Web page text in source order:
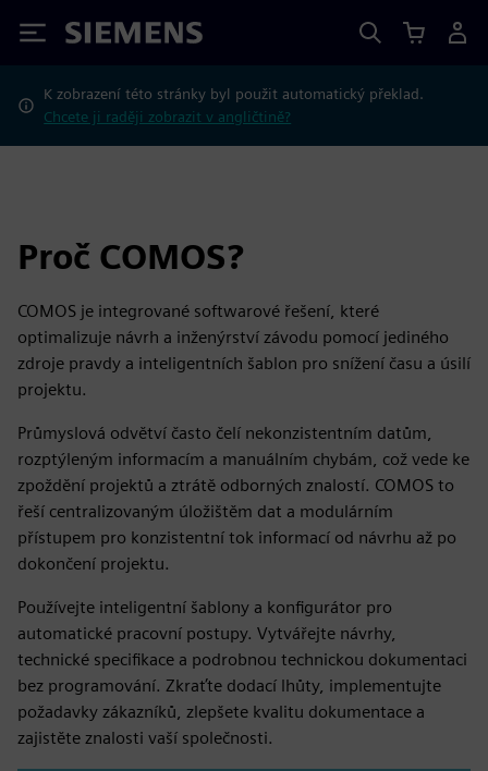
Siemens
K zobrazení této stránky byl použit automatický překlad.
Chcete ji raději zobrazit v angličtině?
Proč COMOS?
COMOS je integrované softwarové řešení, které
optimalizuje návrh a inženýrství závodu pomocí jediného
zdroje pravdy a inteligentních šablon pro snížení času a úsilí
projektu.
Průmyslová odvětví často čelí nekonzistentním datům,
rozptýleným informacím a manuálním chybám, což vede ke
zpoždění projektů a ztrátě odborných znalostí. COMOS to
řeší centralizovaným úložištěm dat a modulárním
přístupem pro konzistentní tok informací od návrhu až po
dokončení projektu.
Používejte inteligentní šablony a konfigurátor pro
automatické pracovní postupy. Vytvářejte návrhy,
technické specifikace a podrobnou technickou dokumentaci
bez programování. Zkraťte dodací lhůty, implementujte
požadavky zákazníků, zlepšete kvalitu dokumentace a
zajistěte znalosti vaší společnosti.